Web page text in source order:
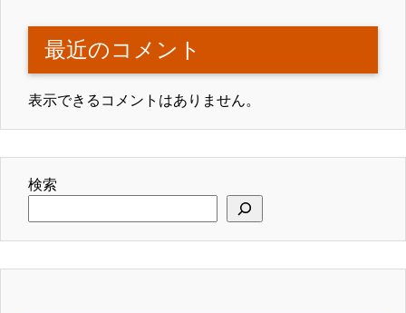
最近のコメント
表示できるコメントはありません。
検索